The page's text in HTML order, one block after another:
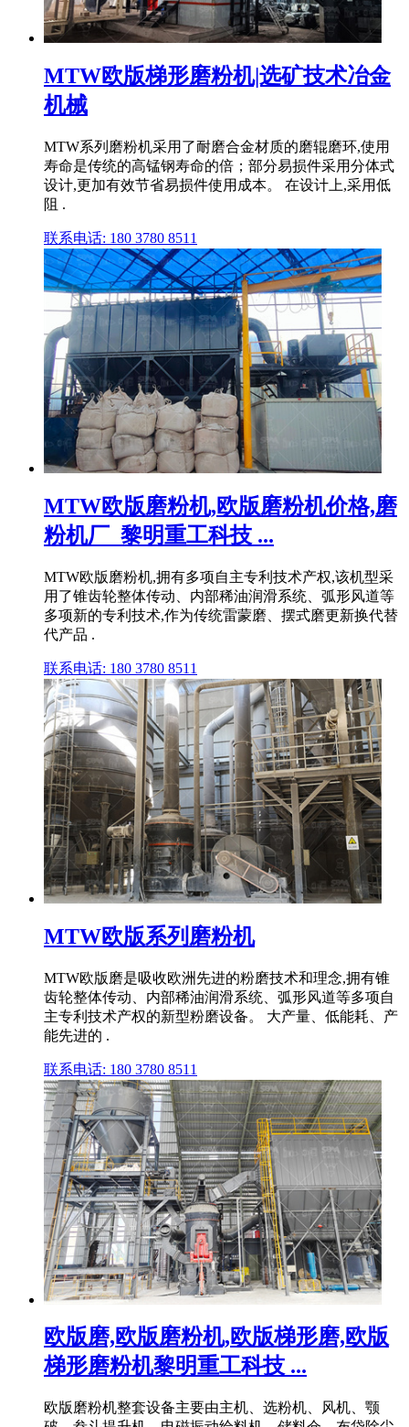
MTW欧版梯形磨粉机|选矿技术冶金
机械
MTW系列磨粉机采用了耐磨合金材质的磨辊磨环,使用
寿命是传统的高锰钢寿命的倍；部分易损件采用分体式
设计,更加有效节省易损件使用成本。 在设计上,采用低
阻 .
联系电话: 180 3780 8511
MTW欧版磨粉机,欧版磨粉机价格,磨
粉机厂_黎明重工科技 ...
MTW欧版磨粉机,拥有多项自主专利技术产权,该机型采
用了锥齿轮整体传动、内部稀油润滑系统、弧形风道等
多项新的专利技术,作为传统雷蒙磨、摆式磨更新换代替
代产品 .
联系电话: 180 3780 8511
MTW欧版系列磨粉机
MTW欧版磨是吸收欧洲先进的粉磨技术和理念,拥有锥
齿轮整体传动、内部稀油润滑系统、弧形风道等多项自
主专利技术产权的新型粉磨设备。 大产量、低能耗、产
能先进的 .
联系电话: 180 3780 8511
欧版磨,欧版磨粉机,欧版梯形磨,欧版
梯形磨粉机黎明重工科技 ...
欧版磨粉机整套设备主要由主机、选粉机、风机、颚